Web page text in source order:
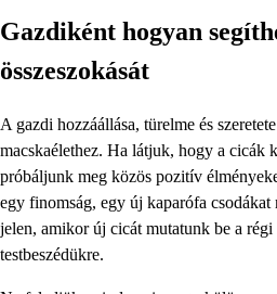
Gazdiként hogyan
összeszokását
A gazdi hozzáállása, türelme és
macskaélethez. Ha látjuk, hogy a cicák
próbáljunk meg közös pozitív
egy finomság, egy új kaparófa
jelen, amikor új cicát mutatunk be a
testbeszédükre.